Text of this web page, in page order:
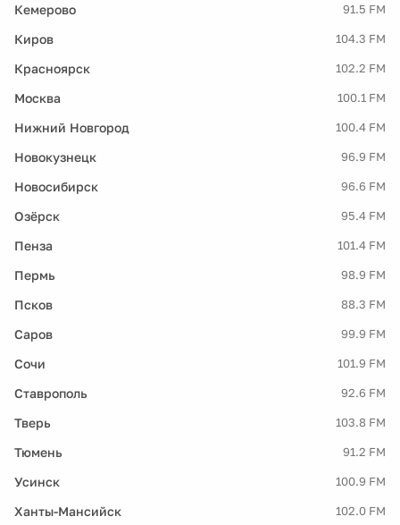
Кемерово 91.5 FM
Киров 104.3 FM
Красноярск 102.2 FM
Москва 100.1 FM
Нижний Новгород 100.4 FM
Новокузнецк 96.9 FM
Новосибирск 96.6 FM
Озёрск 95.4 FM
Пенза 101.4 FM
Пермь 98.9 FM
Псков 88.3 FM
Саров 99.9 FM
Сочи 101.9 FM
Ставрополь 92.6 FM
Тверь 103.8 FM
Тюмень 91.2 FM
Усинск 100.9 FM
Ханты-Мансийск 102.0 FM